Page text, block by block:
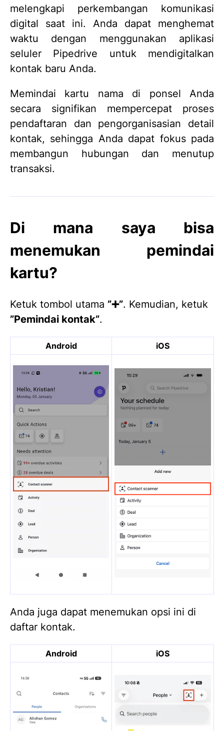
melengkapi perkembangan komunikasi
digital saat ini. Anda dapat menghemat
waktu dengan menggunakan aplikasi
seluler Pipedrive untuk mendigitalkan
kontak baru Anda.
Memindai kartu nama di ponsel Anda
secara signifikan mempercepat proses
pendaftaran dan pengorganisasian detail
kontak, sehingga Anda dapat fokus pada
membangun hubungan dan menutup
transaksi.
Di mana saya bisa
menemukan pemindai
kartu?
Ketuk tombol utama ”➕”. Kemudian, ketuk
”Pemindai kontak”.
Android iOS
Anda juga dapat menemukan opsi ini di
daftar kontak.
Android iOS